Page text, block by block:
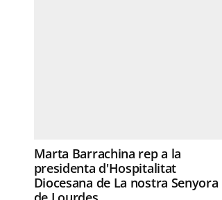
Marta Barrachina rep a la
presidenta d'Hospitalitat
Diocesana de La nostra Senyora